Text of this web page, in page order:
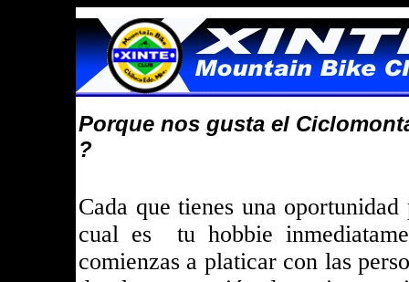
Porque nos gusta el
?
Cada que tienes una
cual es tu hobbie
comienzas a platicar con las